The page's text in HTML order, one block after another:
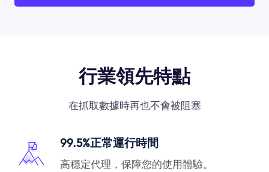
行業領先特點
在抓取數據時再也不會被阻塞
99.5%正常運行時間
高穩定代理，保障您的使用體驗。